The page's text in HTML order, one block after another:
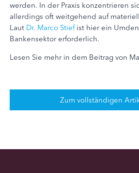
werden. In der Praxis konzentrieren
allerdings oft weitgehend auf
Laut Dr. Marco Stiefist hier ein
Bankensektor erforderlich.
Lesen Sie mehr in dem Beitrag von
Zum vollständigen